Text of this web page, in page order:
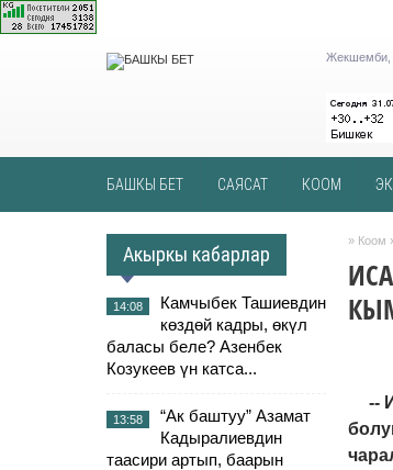
Жекшемби,
БАШКЫ БЕТ САЯСАТ КООМ
Акыркы кабарлар
14:08
Камчыбек Ташиевдин
көздөй кадры, өкүл
баласы беле? Азенбек
Козукеев үн катса...
13:58
“Ак баштуу” Азамат
Кадыралиевдин
таасири артып, баарын
» Коом
--